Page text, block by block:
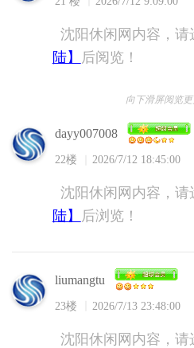
沈阳休闲网内容，请
陆】
后阅览！
向下滑屏阅览更
dayy007008
22楼 2026/7/12 18:45:00
沈阳休闲网内容，请
陆】
后浏览！
liumangtu
23楼 2026/7/13 23:48:00
沈阳休闲网内容，请